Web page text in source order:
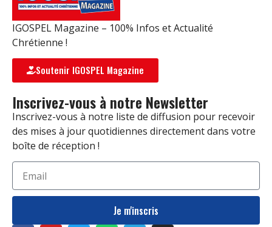
IGOSPEL Magazine – 100% Infos et Actualité
Chrétienne !
Soutenir IGOSPEL Magazine
Inscrivez-vous à notre Newsletter
Inscrivez-vous à notre liste de diffusion pour recevoir
des mises à jour quotidiennes directement dans votre
boîte de réception !
Je m'inscris